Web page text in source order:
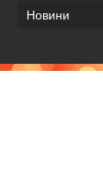
Новини